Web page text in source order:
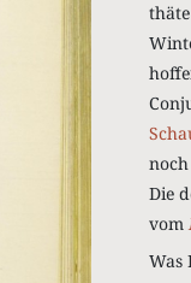
Die
vom
Was